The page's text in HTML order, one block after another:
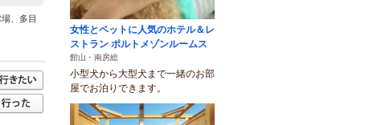
、多目
女性とペットに人気のホテル＆レ
ストラン ポルトメゾンルームス
館山・南房総
小型犬から大型犬まで一緒のお部
屋でお泊りできます。